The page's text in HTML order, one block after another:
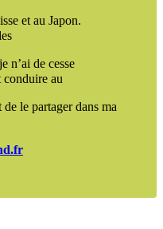
et au Japon.
n’ai de cesse
conduire au
le partager dans ma